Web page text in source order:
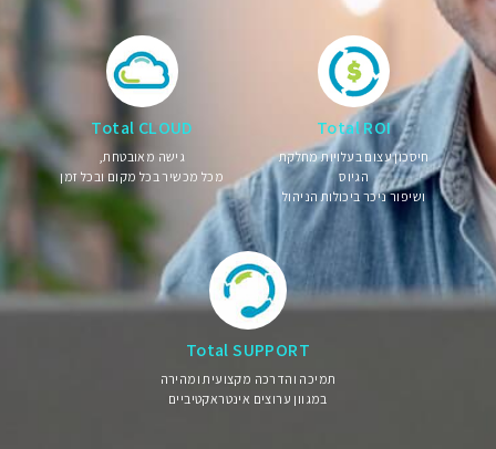
Total ROI
חיסכון עצום בעלויות מחלקת
הגיוס
ושיפור ניכר ביכולות הניהול
Total CLOUD
גישה מאובטחת,
מכל מכשיר בכל מקום ובכל זמן
Total SUPPORT
תמיכה והדרכה מקצועית ומהירה
במגוון ערוצים אינטראקטיביים